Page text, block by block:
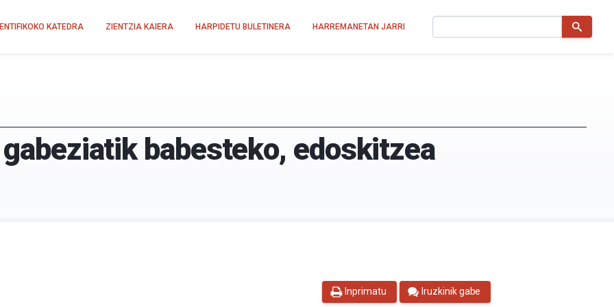
KATEDRA ZIENTZIA KAIERA HARPIDETU BULETINERA HARREMANETAN JARRI
babesteko, edoskitzea
Inprimatu Iruzkinik gabe